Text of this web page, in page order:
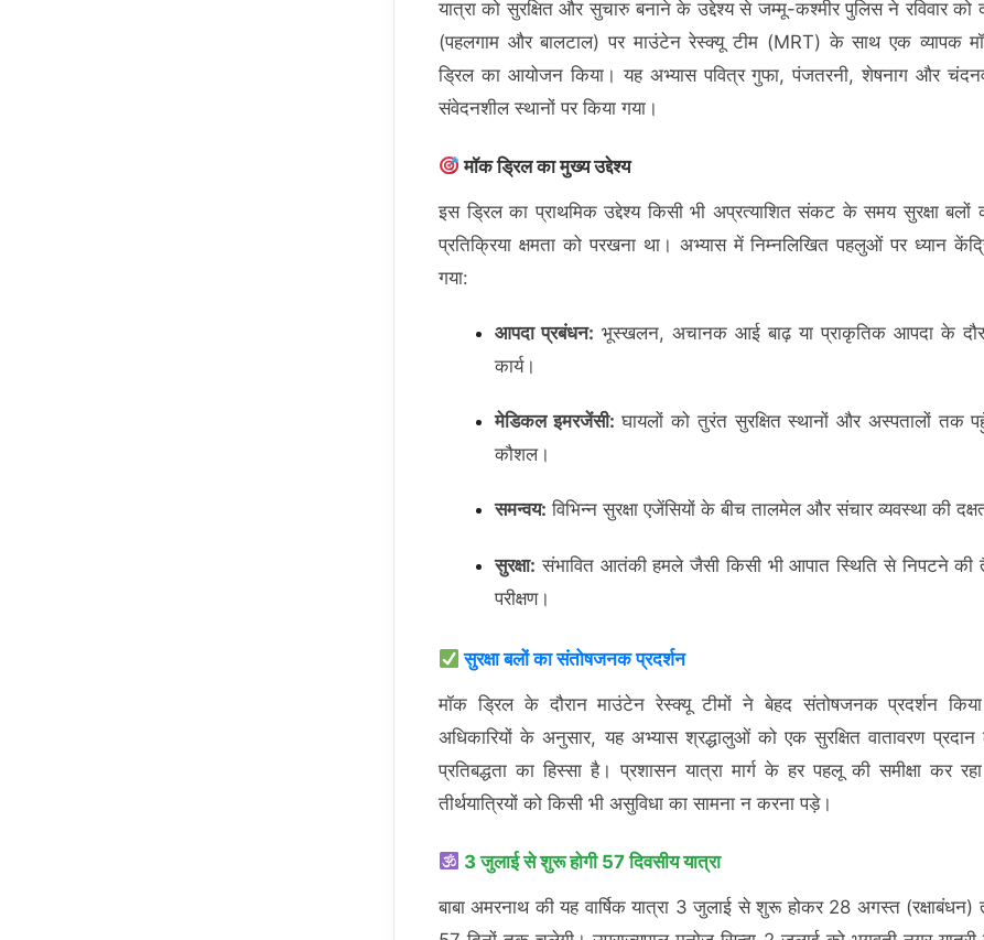
यात्रा को सुरक्षित और सुचारु बनाने के उद्देश्य से जम्मू-कश्मीर पुलिस ने रविवार को
(पहलगाम और बालटाल) पर माउंटेन रेस्क्यू टीम (MRT) के साथ एक व्यापक
ड्रिल का आयोजन किया। यह अभ्यास पवित्र गुफा, पंजतरनी, शेषनाग और
संवेदनशील स्थानों पर किया गया।
मॉक ड्रिल का मुख्य उद्देश्य
इस ड्रिल का प्राथमिक उद्देश्य किसी भी अप्रत्याशित संकट के समय सुरक्षा बलों
प्रतिक्रिया क्षमता को परखना था। अभ्यास में निम्नलिखित पहलुओं पर ध्यान
गया:
आपदा प्रबंधन: भूस्खलन, अचानक आई बाढ़ या प्राकृतिक आपदा के
कार्य।
मेडिकल इमरजेंसी: घायलों को तुरंत सुरक्षित स्थानों और अस्पतालों तक
कौशल।
समन्वय: विभिन्न सुरक्षा एजेंसियों के बीच तालमेल और संचार व्यवस्था की
सुरक्षा: संभावित आतंकी हमले जैसी किसी भी आपात स्थिति से निपटने की
परीक्षण।
सुरक्षा बलों का संतोषजनक प्रदर्शन
मॉक ड्रिल के दौरान माउंटेन रेस्क्यू टीमों ने बेहद संतोषजनक प्रदर्शन
अधिकारियों के अनुसार, यह अभ्यास श्रद्धालुओं को एक सुरक्षित वातावरण
प्रतिबद्धता का हिस्सा है। प्रशासन यात्रा मार्ग के हर पहलू की समीक्षा कर
तीर्थयात्रियों को किसी भी असुविधा का सामना न करना पड़े।
3 जुलाई से शुरू होगी 57 दिवसीय यात्रा
बाबा अमरनाथ की यह वार्षिक यात्रा 3 जुलाई से शुरू होकर 28 अगस्त